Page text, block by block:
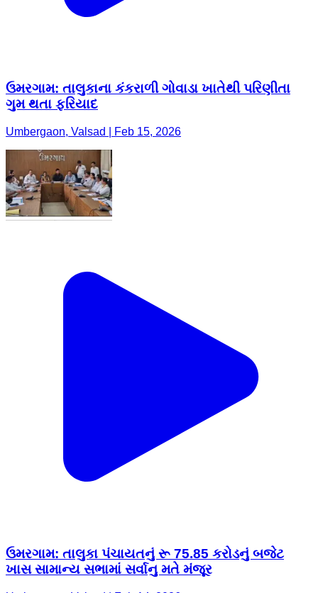
ઉમરગામ: તાલુકાના કંકરાળી ગોવાડા ખાતેથી પરિણીતા
ગુમ થતા ફરિયાદ
Umbergaon, Valsad | Feb 15, 2026
ઉમરગામ: તાલુકા પંચાયતનું રૂ 75.85 કરોડનું બજેટ
ખાસ સામાન્ય સભામાં સર્વાનુ મતે મંજૂર